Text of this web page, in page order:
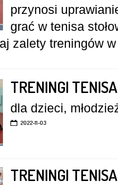
przynosi
grać w tenisa
zalety treningów
TRENINGI
dla dzieci,
2022-11-03
TRENINGI